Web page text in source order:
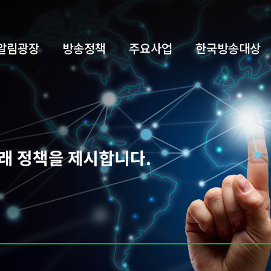
림광장 방송정책 주요사업 한국방송대상